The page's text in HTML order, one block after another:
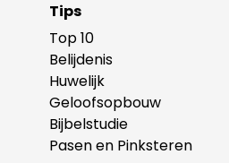
Tips
Top 10
Belijdenis
Huwelijk
Geloofsopbouw
Bijbelstudie
Pasen en Pinksteren